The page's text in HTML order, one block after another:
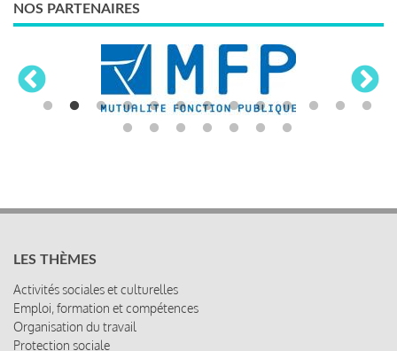
NOS PARTENAIRES
LES THÈMES
Activités sociales et culturelles
Emploi, formation et compétences